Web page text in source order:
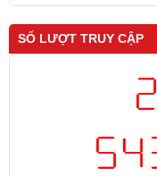
SỐ LƯỢT TRUY CẬP